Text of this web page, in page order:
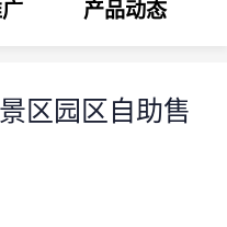
产品动态
区园区自助售